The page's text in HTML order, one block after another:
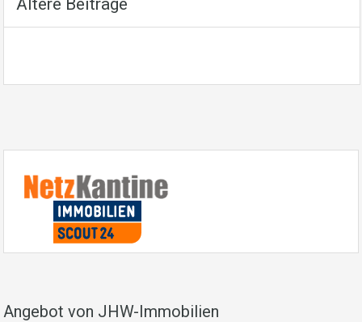
Ältere Beiträge
Angebot von JHW-Immobilien